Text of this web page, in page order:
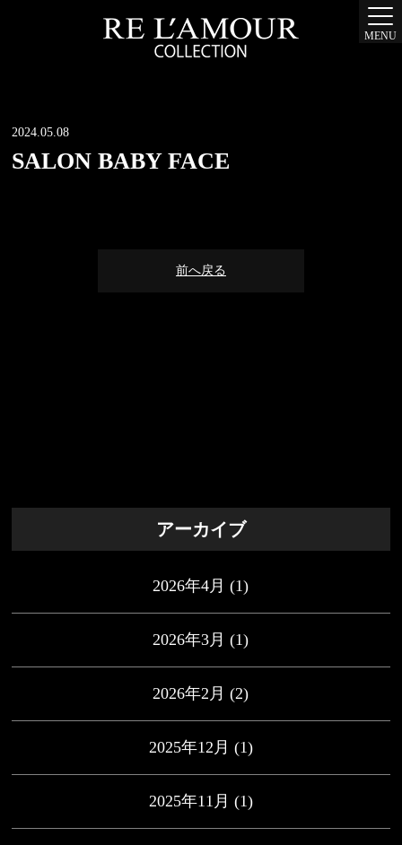
MENU
2024.05.08
SALON BABY FACE
前へ戻る
アーカイブ
2026年4月 (1)
2026年3月 (1)
2026年2月 (2)
2025年12月 (1)
2025年11月 (1)